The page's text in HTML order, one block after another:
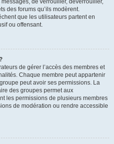
de verrouiller, déverrouiller,
des forums qu’ils modèrent.
que les utilisateurs partent en
ou offensant.
de gérer l’accès des membres et
Chaque membre peut appartenir
peut avoir ses permissions. La
des groupes permet aux
les permissions de plusieurs membres
de modération ou rendre accessible